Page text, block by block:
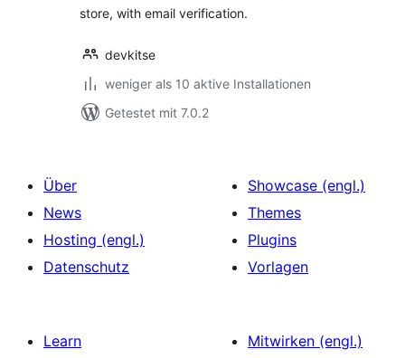
store, with email verification.
devkitse
weniger als 10 aktive Installationen
Getestet mit 7.0.2
Über
News
Hosting (engl.)
Datenschutz
Showcase (engl.)
Themes
Plugins
Vorlagen
Learn
Mitwirken (engl.)